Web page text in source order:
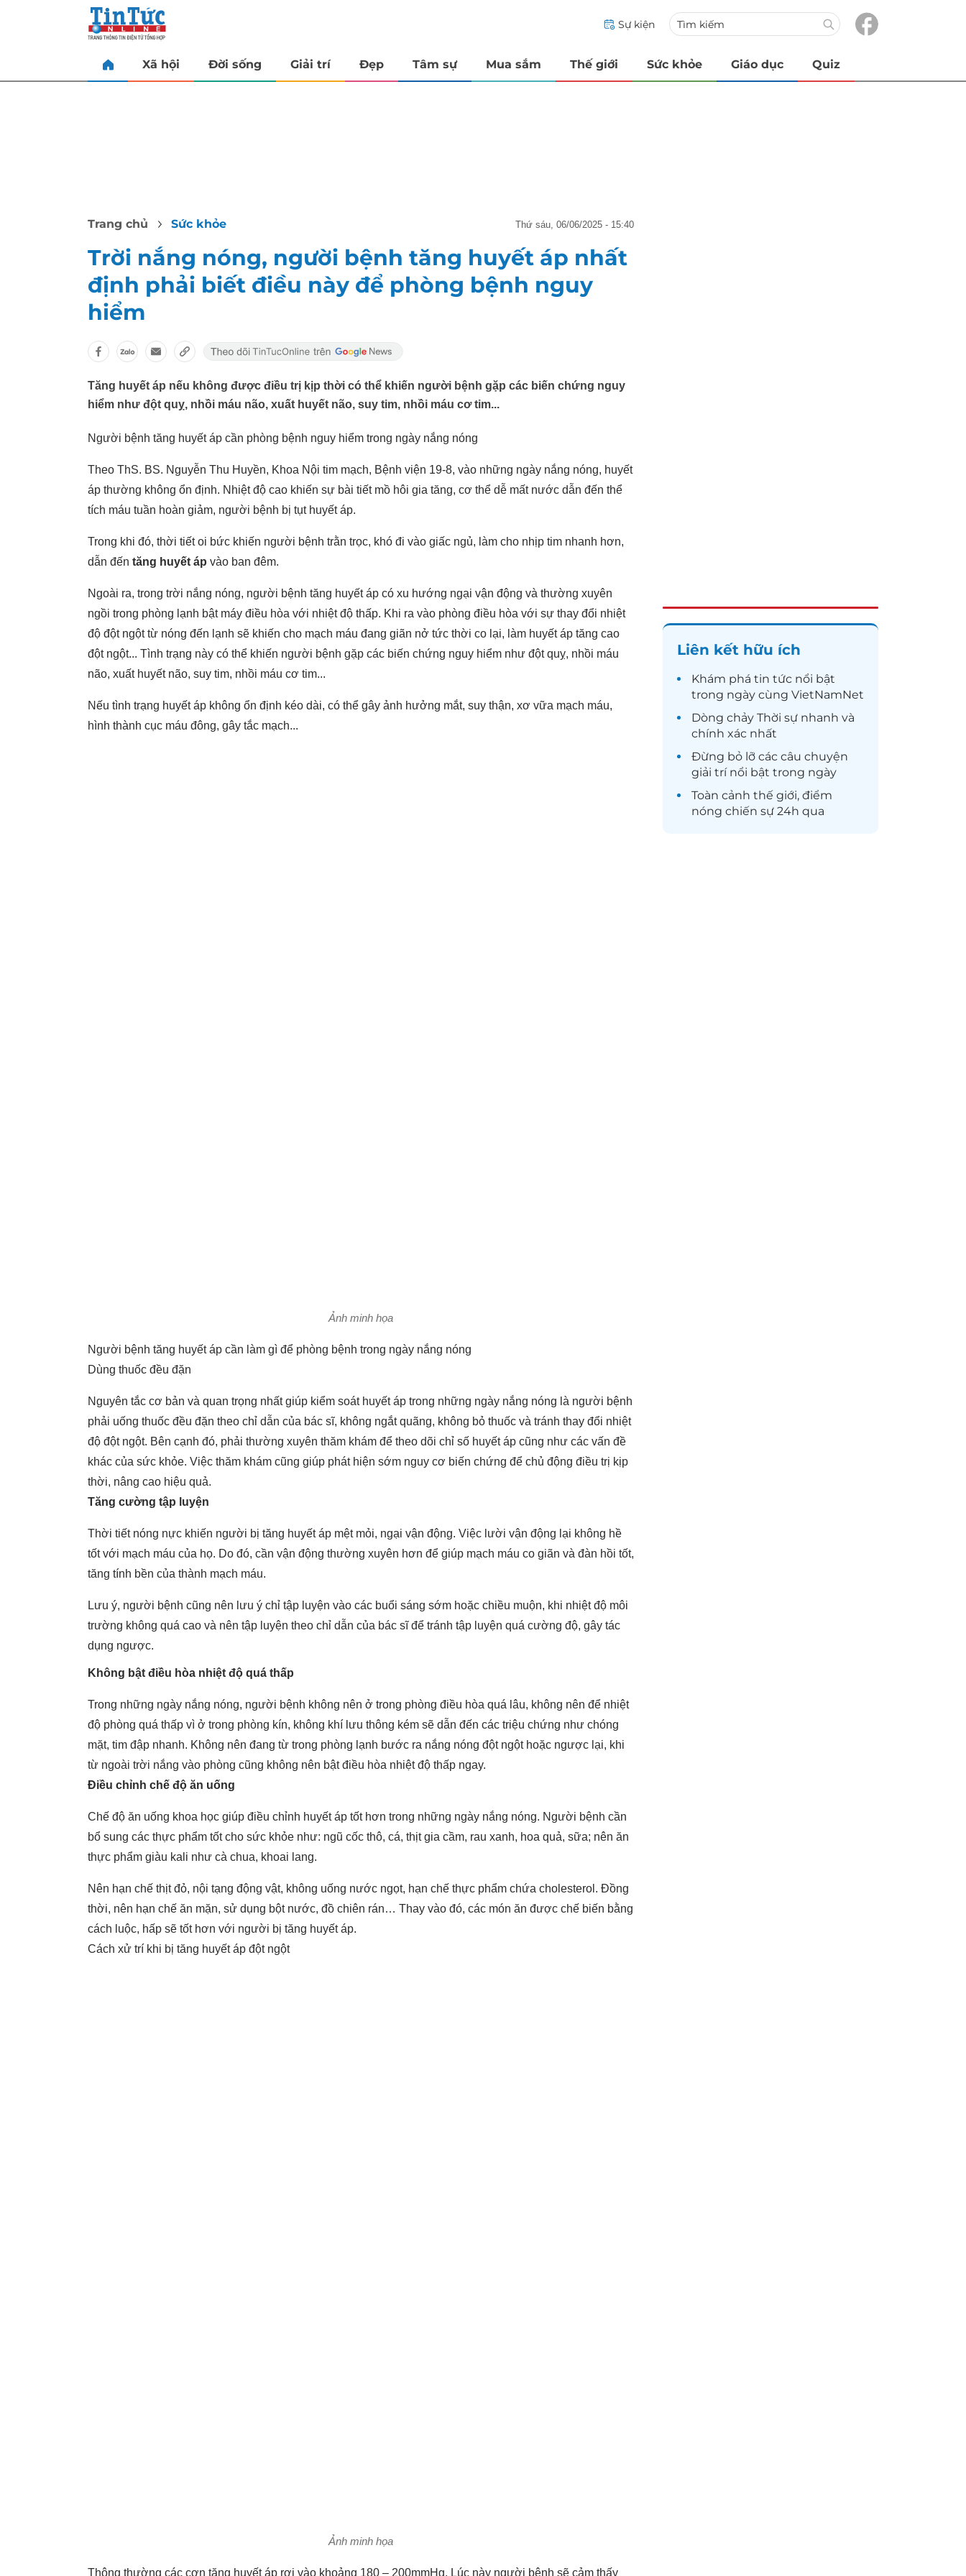
Sự kiện
Xã hội Đời sống Giải trí Đẹp Tâm sự Mua sắm Thế giới Sức khỏe Giáo dục Quiz
Trang chủ Sức khỏe thứ sáu, 06/06/2025 - 15:40
Trời nắng nóng, người bệnh tăng huyết áp nhất
định phải biết điều này để phòng bệnh nguy
hiểm
Tăng huyết áp nếu không được điều trị kịp thời có thể khiến người bệnh gặp các biến chứng nguy
hiểm như đột quỵ, nhồi máu não, xuất huyết não, suy tim, nhồi máu cơ tim...
áp thường không ổn định. Nhiệt độ cao khiến sự bài tiết mồ hôi gia tăng, cơ thể dễ mất nước dẫn đến thể
tích máu tuần hoàn giảm, người bệnh bị tụt huyết áp.
dẫn đến tăng huyết áp
Ngoài ra, trong trời nắng nóng, người bệnh tăng huyết áp có xu hướng ngại vận động và thường xuyên
ngồi trong phòng lạnh bật máy điều hòa với nhiệt độ thấp. ‏Khi ra vào phòng điều hòa với sự thay đổi nhiệt
độ đột ngột từ nóng đến lạnh sẽ khiến cho mạch máu đang giãn nở tức thời co lại, làm huyết áp tăng cao
đột ngột... Tình trạng này có thể khiến người bệnh gặp các biến chứng nguy hiểm như đột quỵ, nhồi máu
não, xuất huyết não, suy tim, nhồi máu cơ tim...
hình thành cục máu đông, gây tắc mạch...
Ảnh minh họa
Người bệnh tăng huyết áp cần làm gì để phòng bệnh trong ngày nắng nóng
Dùng thuốc đều đặn
Nguyên tắc cơ bản và quan trọng nhất giúp kiểm soát huyết áp trong những ngày nắng nóng là người bệnh
phải uống thuốc đều đặn theo chỉ dẫn của bác sĩ, không ngắt quãng, không bỏ thuốc và tránh thay đổi nhiệt
độ đột ngột. Bên cạnh đó, phải thường xuyên thăm khám để theo dõi chỉ số huyết áp cũng như các vấn đề
khác của sức khỏe. Việc thăm khám cũng giúp phát hiện sớm nguy cơ biến chứng để chủ động điều trị kịp
thời, nâng cao hiệu quả.
Tăng cường tập luyện
Thời tiết nóng nực khiến người bị tăng huyết áp mệt mỏi, ngại vận động. Việc lười vận động lại không hề
tốt với mạch máu của họ. Do đó, cần vận động thường xuyên hơn để giúp mạch máu co giãn và đàn hồi tốt,
tăng tính bền của thành mạch máu.
Lưu ý, người bệnh cũng nên lưu ý chỉ tập luyện vào các buổi sáng sớm hoặc chiều muộn, khi nhiệt độ môi
trường không quá cao và nên tập luyện theo chỉ dẫn của bác sĩ để tránh tập luyện quá cường độ, gây tác
dụng ngược.
Không bật điều hòa nhiệt độ quá thấp
Trong những ngày nắng nóng, người bệnh không nên ở trong phòng điều hòa quá lâu, không nên để nhiệt
độ phòng quá thấp vì ở trong phòng kín, không khí lưu thông kém sẽ dẫn đến các triệu chứng như chóng
mặt, tim đập nhanh. Không nên đang từ trong phòng lạnh bước ra nắng nóng đột ngột hoặc ngược lại, khi
từ ngoài trời nắng vào phòng cũng không nên bật điều hòa nhiệt độ thấp ngay.
Điều chỉnh chế độ ăn uống
Chế độ ăn uống khoa học giúp điều chỉnh huyết áp tốt hơn trong những ngày nắng nóng. Người bệnh cần
bổ sung các thực phẩm tốt cho sức khỏe như: ngũ cốc thô, cá, thịt gia cầm, rau xanh, hoa quả, sữa; nên ăn
thực phẩm giàu kali như cà chua, khoai lang.
Nên hạn chế thịt đỏ, nội tạng động vật, không uống nước ngọt, hạn chế thực phẩm chứa cholesterol. Đồng
thời, nên hạn chế ăn mặn, sử dụng bột nước, đồ chiên rán… Thay vào đó, các món ăn được chế biến bằng
cách luộc, hấp sẽ tốt hơn với người bị tăng huyết áp.
Cách xử trí khi bị tăng huyết áp đột ngột
Ảnh minh họa
Thông thường các cơn tăng huyết áp rơi vào khoảng 180 – 200mmHg. Lúc này người bệnh sẽ cảm thấy
Liên kết hữu ích
Khám phá tin tức nổi bật
trong ngày cùng VietNamNet
Dòng chảy Thời sự nhanh và
chính xác nhất
Đừng bỏ lỡ các câu chuyện
giải trínổi bật trong ngày
Toàn cảnh thế giới, điểm
nóng chiến sự 24h qua